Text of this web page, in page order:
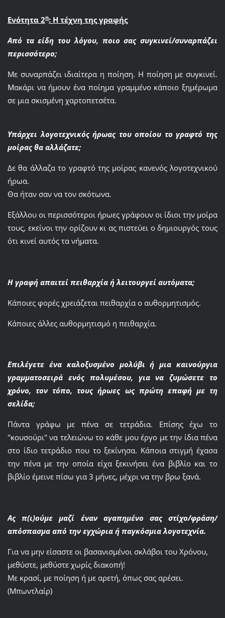
Ενότητα 2η: Hτέχνη της γραφής
Από τα είδη του λόγου, ποιο σας συγκινεί/συναρπάζει
περισσότερο;
Με συναρπάζει ιδιαίτερα η ποίηση. Η ποίηση με συγκινεί.
Μακάρι να ήμουν ένα ποίημα γραμμένο κάποιο ξημέρωμα
σε μια σκισμένη χαρτοπετσέτα.
Υπάρχει λογοτεχνικός ήρωας του οποίου το γραφτό της
μοίρας θα αλλάζατε;
Δε θα άλλαζα το γραφτό της μοίρας κανενός λογοτεχνικού
ήρωα.
Θα ήταν σαν να τον σκότωνα.
Εξάλλου οι περισσότεροι ήρωες γράφουν οι ίδιοι την μοίρα
τους, εκείνοι την ορίζουν κι ας πιστεύει ο δημιουργός τους
ότι κινεί αυτός τα νήματα.
Η γραφή απαιτεί πειθαρχία ή λειτουργεί αυτόματα;
Κάποιες φορές χρειάζεται πειθαρχία ο αυθορμητισμός.
Κάποιες άλλες αυθορμητισμό η πειθαρχία.
Επιλέγετε ένα καλοξυσμένο μολύβι ή μια καινούργια
γραμματοσειρά ενός πολυμέσου, για να ζυμώσετε το
χρόνο, τον τόπο, τους ήρωες ως πρώτη επαφή με τη
σελίδα;
Πάντα γράφω με πένα σε τετράδια. Επίσης έχω το
''κουσούρι'' να τελειώνω το κάθε μου έργο με την ίδια πένα
στο ίδιο τετράδιο που το ξεκίνησα. Κάποια στιγμή έχασα
την πένα με την οποία είχα ξεκινήσει ένα βιβλίο και το
βιβλίο έμεινε πίσω για 3 μήνες, μέχρι να την βρω ξανά.
Ας π(ι)ούμε μαζί έναν αγαπημένο σας στίχο/φράση/
απόσπασμα από την εγχώρια ή παγκόσμια λογοτεχνία.
Για να μην είσαστε οι βασανισμένοι σκλάβοι του Xρόνου,
μεθύστε, μεθύστε χωρίς διακοπή!
Με κρασί, με ποίηση ή με αρετή, όπως σας αρέσει.
(Μπωντλαίρ)